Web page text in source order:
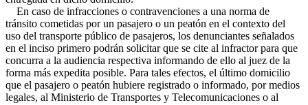
En caso de infracciones o contravenciones a una norma de
tránsito cometidas por un pasajero o un peatón en el contexto del
uso del transporte público de pasajeros, los denunciantes señalados
en el inciso primero podrán solicitar que se cite al infractor para que
concurra a la audiencia respectiva informando de ello al juez de la
forma más expedita posible. Para tales efectos, el último domicilio
que el pasajero o peatón hubiere registrado o informado, por medios
legales, al Ministerio de Transportes y Telecomunicaciones o al